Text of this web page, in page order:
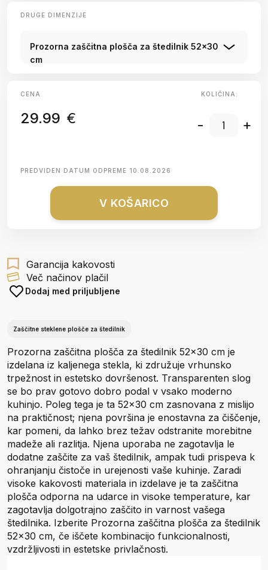
DRUGE DIMENZIJE
Prozorna zaščitna plošča za štedilnik 52x30
cm
CENA
29.99 €
KOLIČINA:
- +
PREDVIDEN DATUM ODPREME 10.08.2026
V KOŠARICO
Garancija kakovosti
Več načinov plačil
Dodaj med priljubljene
Zaščitne steklene plošče za štedilnik
Prozorna zaščitna plošča za štedilnik 52x30 cm je
izdelana iz kaljenega stekla, ki združuje vrhunsko
trpežnost in estetsko dovršenost. Transparenten slog
se bo prav gotovo dobro podal v vsako moderno
kuhinjo. Poleg tega je ta 52x30 cm zasnovana z mislijo
na praktičnost; njena površina je enostavna za čiščenje,
kar pomeni, da lahko brez težav odstranite morebitne
madeže ali razlitja. Njena uporaba ne zagotavlja le
dodatne zaščite za vaš štedilnik, ampak tudi prispeva k
ohranjanju čistoče in urejenosti vaše kuhinje. Zaradi
visoke kakovosti materiala in izdelave je ta zaščitna
plošča odporna na udarce in visoke temperature, kar
zagotavlja dolgotrajno zaščito in varnost vašega
štedilnika. Izberite Prozorna zaščitna plošča za štedilnik
52x30 cm, če iščete kombinacijo funkcionalnosti,
vzdržljivosti in estetske privlačnosti.